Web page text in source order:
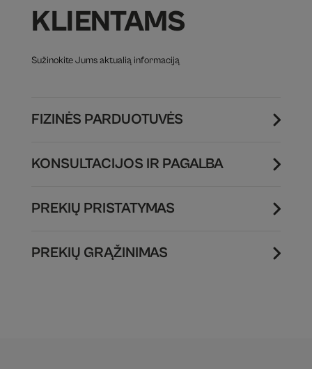
KLIENTAMS
Sužinokite Jums aktualią informaciją
FIZINĖS PARDUOTUVĖS
KONSULTACIJOS IR PAGALBA
PREKIŲ PRISTATYMAS
PREKIŲ GRĄŽINIMAS